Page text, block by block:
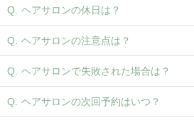
ヘアサロンの休日は？
ヘアサロンの注意点は？
ヘアサロンで失敗された場合は？
ヘアサロンの次回予約はいつ？